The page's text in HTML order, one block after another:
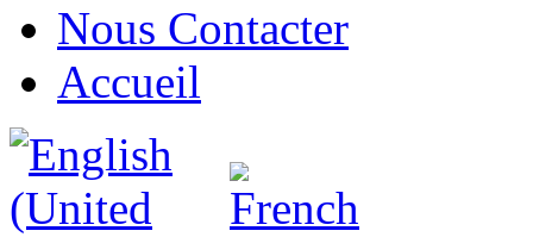
Nous Contacter
Accueil